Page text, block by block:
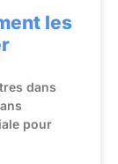
les
dans
pour